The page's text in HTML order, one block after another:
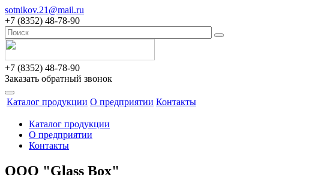
sotnikov.21@mail.ru
+7 (8352) 48-78-90
+7 (8352) 48-78-90
Заказать обратный звонок
Каталог продукции О предприятии Контакты
Каталог продукции
О предприятии
Контакты
ООО "Glass Box"